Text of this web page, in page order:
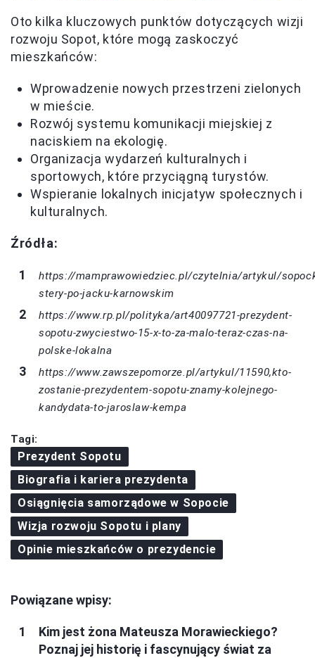
Oto kilka kluczowych punktów dotyczących wizji
rozwoju Sopot, które mogą zaskoczyć
mieszkańców:
Wprowadzenie nowych przestrzeni zielonych
w mieście.
Rozwój systemu komunikacji miejskiej z
naciskiem na ekologię.
Organizacja wydarzeń kulturalnych i
sportowych, które przyciągną turystów.
Wspieranie lokalnych inicjatyw społecznych i
kulturalnych.
Źródła:
https://mamprawowiedziec.pl/czytelnia/artykul/
stery-po-jacku-karnowskim
https://www.rp.pl/polityka/art40097721-prezydent-
sopotu-zwyciestwo-15-x-to-za-malo-teraz-czas-na-
polske-lokalna
https://www.zawszepomorze.pl/artykul/11590,kto-
zostanie-prezydentem-sopotu-znamy-kolejnego-
kandydata-to-jaroslaw-kempa
Tagi:
Prezydent Sopotu
Biografia i kariera prezydenta
Osiągnięcia samorządowe w Sopocie
Wizja rozwoju Sopotu i plany
Opinie mieszkańców o prezydencie
Powiązane wpisy:
Kim jest żona Mateusza Morawieckiego?
Poznaj jej historię i fascynujący świat za